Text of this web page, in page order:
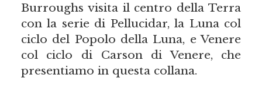
Burroughs visita il centro della Terra
con la serie di Pellucidar, la Luna col
ciclo del Popolo della Luna, e Venere
col ciclo di Carson di Venere, che
presentiamo in questa collana.